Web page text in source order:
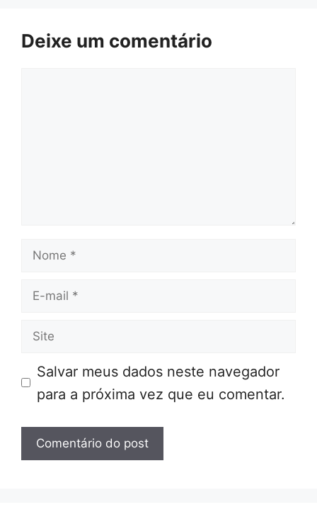
Deixe um comentário
Nome
E-
Site
Salvar meus dados neste navegador
para a próxima vez que eu comentar.